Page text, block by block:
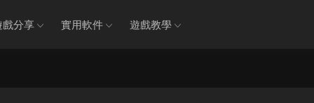
戲分享 實用軟件 遊戲教學